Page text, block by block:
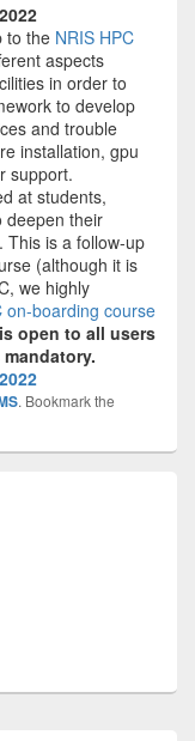
to the NRIS HPC
aspects
in order to
to develop
and trouble
installation, gpu
support.
at students,
deepen their
This is a follow-up
(although it is
we highly
on-boarding course
open to all users
. Bookmark the